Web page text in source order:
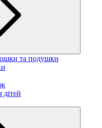
та подушки
дітей